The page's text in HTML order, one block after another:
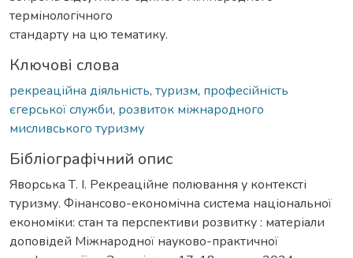
термінологічного
стандарту на цю тематику.
Ключові слова
рекреаційна діяльність, туризм, професійність
єгерської служби, розвиток міжнародного
мисливського туризму
Бібліографічний опис
Яворська Т. І. Рекреаційне полювання у контексті
туризму. Фінансово-економічна система національної
економіки: стан та перспективи розвитку : матеріали
доповідей Міжнародної науково-практичної